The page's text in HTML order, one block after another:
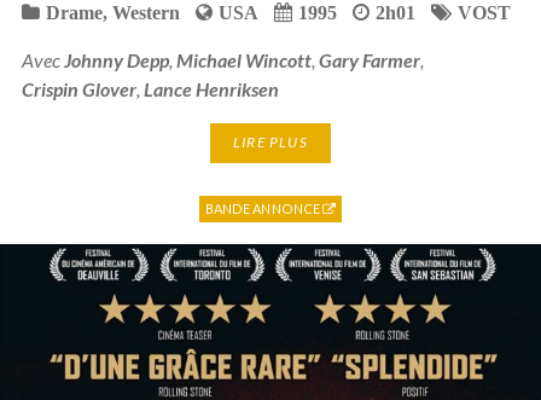
Drame, Western USA 1995 2h01 VOST
Avec Johnny Depp, Michael Wincott, Gary Farmer,
Crispin Glover, Lance Henriksen
LIRE PLUS
BANDE ANNONCE